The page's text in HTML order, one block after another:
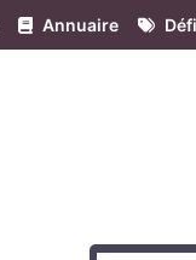
Annuaire